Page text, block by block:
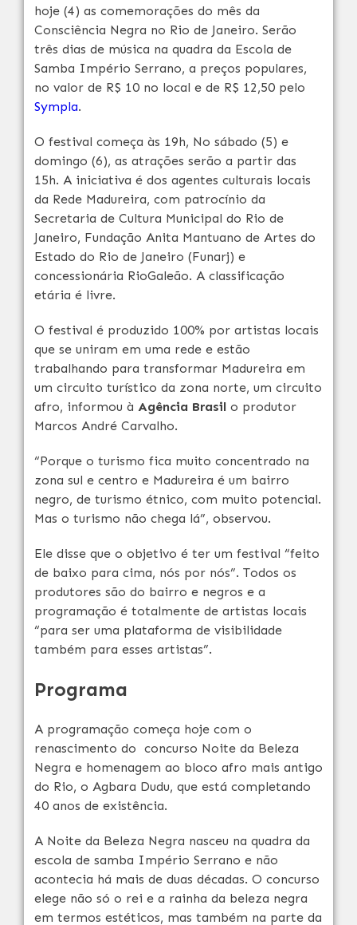
hoje (4) as comemorações do mês da
Consciência Negra no Rio de Janeiro. Serão
três dias de música na quadra da Escola de
Samba Império Serrano, a preços populares,
no valor de R$ 10 no local e de R$ 12,50 pelo
Sympla.
O festival começa às 19h, No sábado (5) e
domingo (6), as atrações serão a partir das
15h. A iniciativa é dos agentes culturais locais
da Rede Madureira, com patrocínio da
Secretaria de Cultura Municipal do Rio de
Janeiro, Fundação Anita Mantuano de Artes do
Estado do Rio de Janeiro (Funarj) e
concessionária RioGaleão. A classificação
etária é livre.
O festival é produzido 100% por artistas locais
que se uniram em uma rede e estão
trabalhando para transformar Madureira em
um circuito turístico da zona norte, um circuito
afro, informou à Agência Brasil o produtor
Marcos André Carvalho.
“Porque o turismo fica muito concentrado na
zona sul e centro e Madureira é um bairro
negro, de turismo étnico, com muito potencial.
Mas o turismo não chega lá”, observou.
Ele disse que o objetivo é ter um festival “feito
de baixo para cima, nós por nós”. Todos os
produtores são do bairro e negros e a
programação é totalmente de artistas locais
“para ser uma plataforma de visibilidade
também para esses artistas”.
Programa
A programação começa hoje com o
renascimento do concurso Noite da Beleza
Negra e homenagem ao bloco afro mais antigo
do Rio, o Agbara Dudu, que está completando
40 anos de existência.
A Noite da Beleza Negra nasceu na quadra da
escola de samba Império Serrano e não
acontecia há mais de duas décadas. O concurso
elege não só o rei e a rainha da beleza negra
em termos estéticos, mas também na parte da